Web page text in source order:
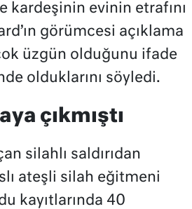
kardeşinin evinin etrafını
görümcesi açıklama
üzgün olduğunu ifade
olduklarını söyledi.
çıkmıştı
silahlı saldırıdan
ateşli silah eğitmeni
kayıtlarında 40